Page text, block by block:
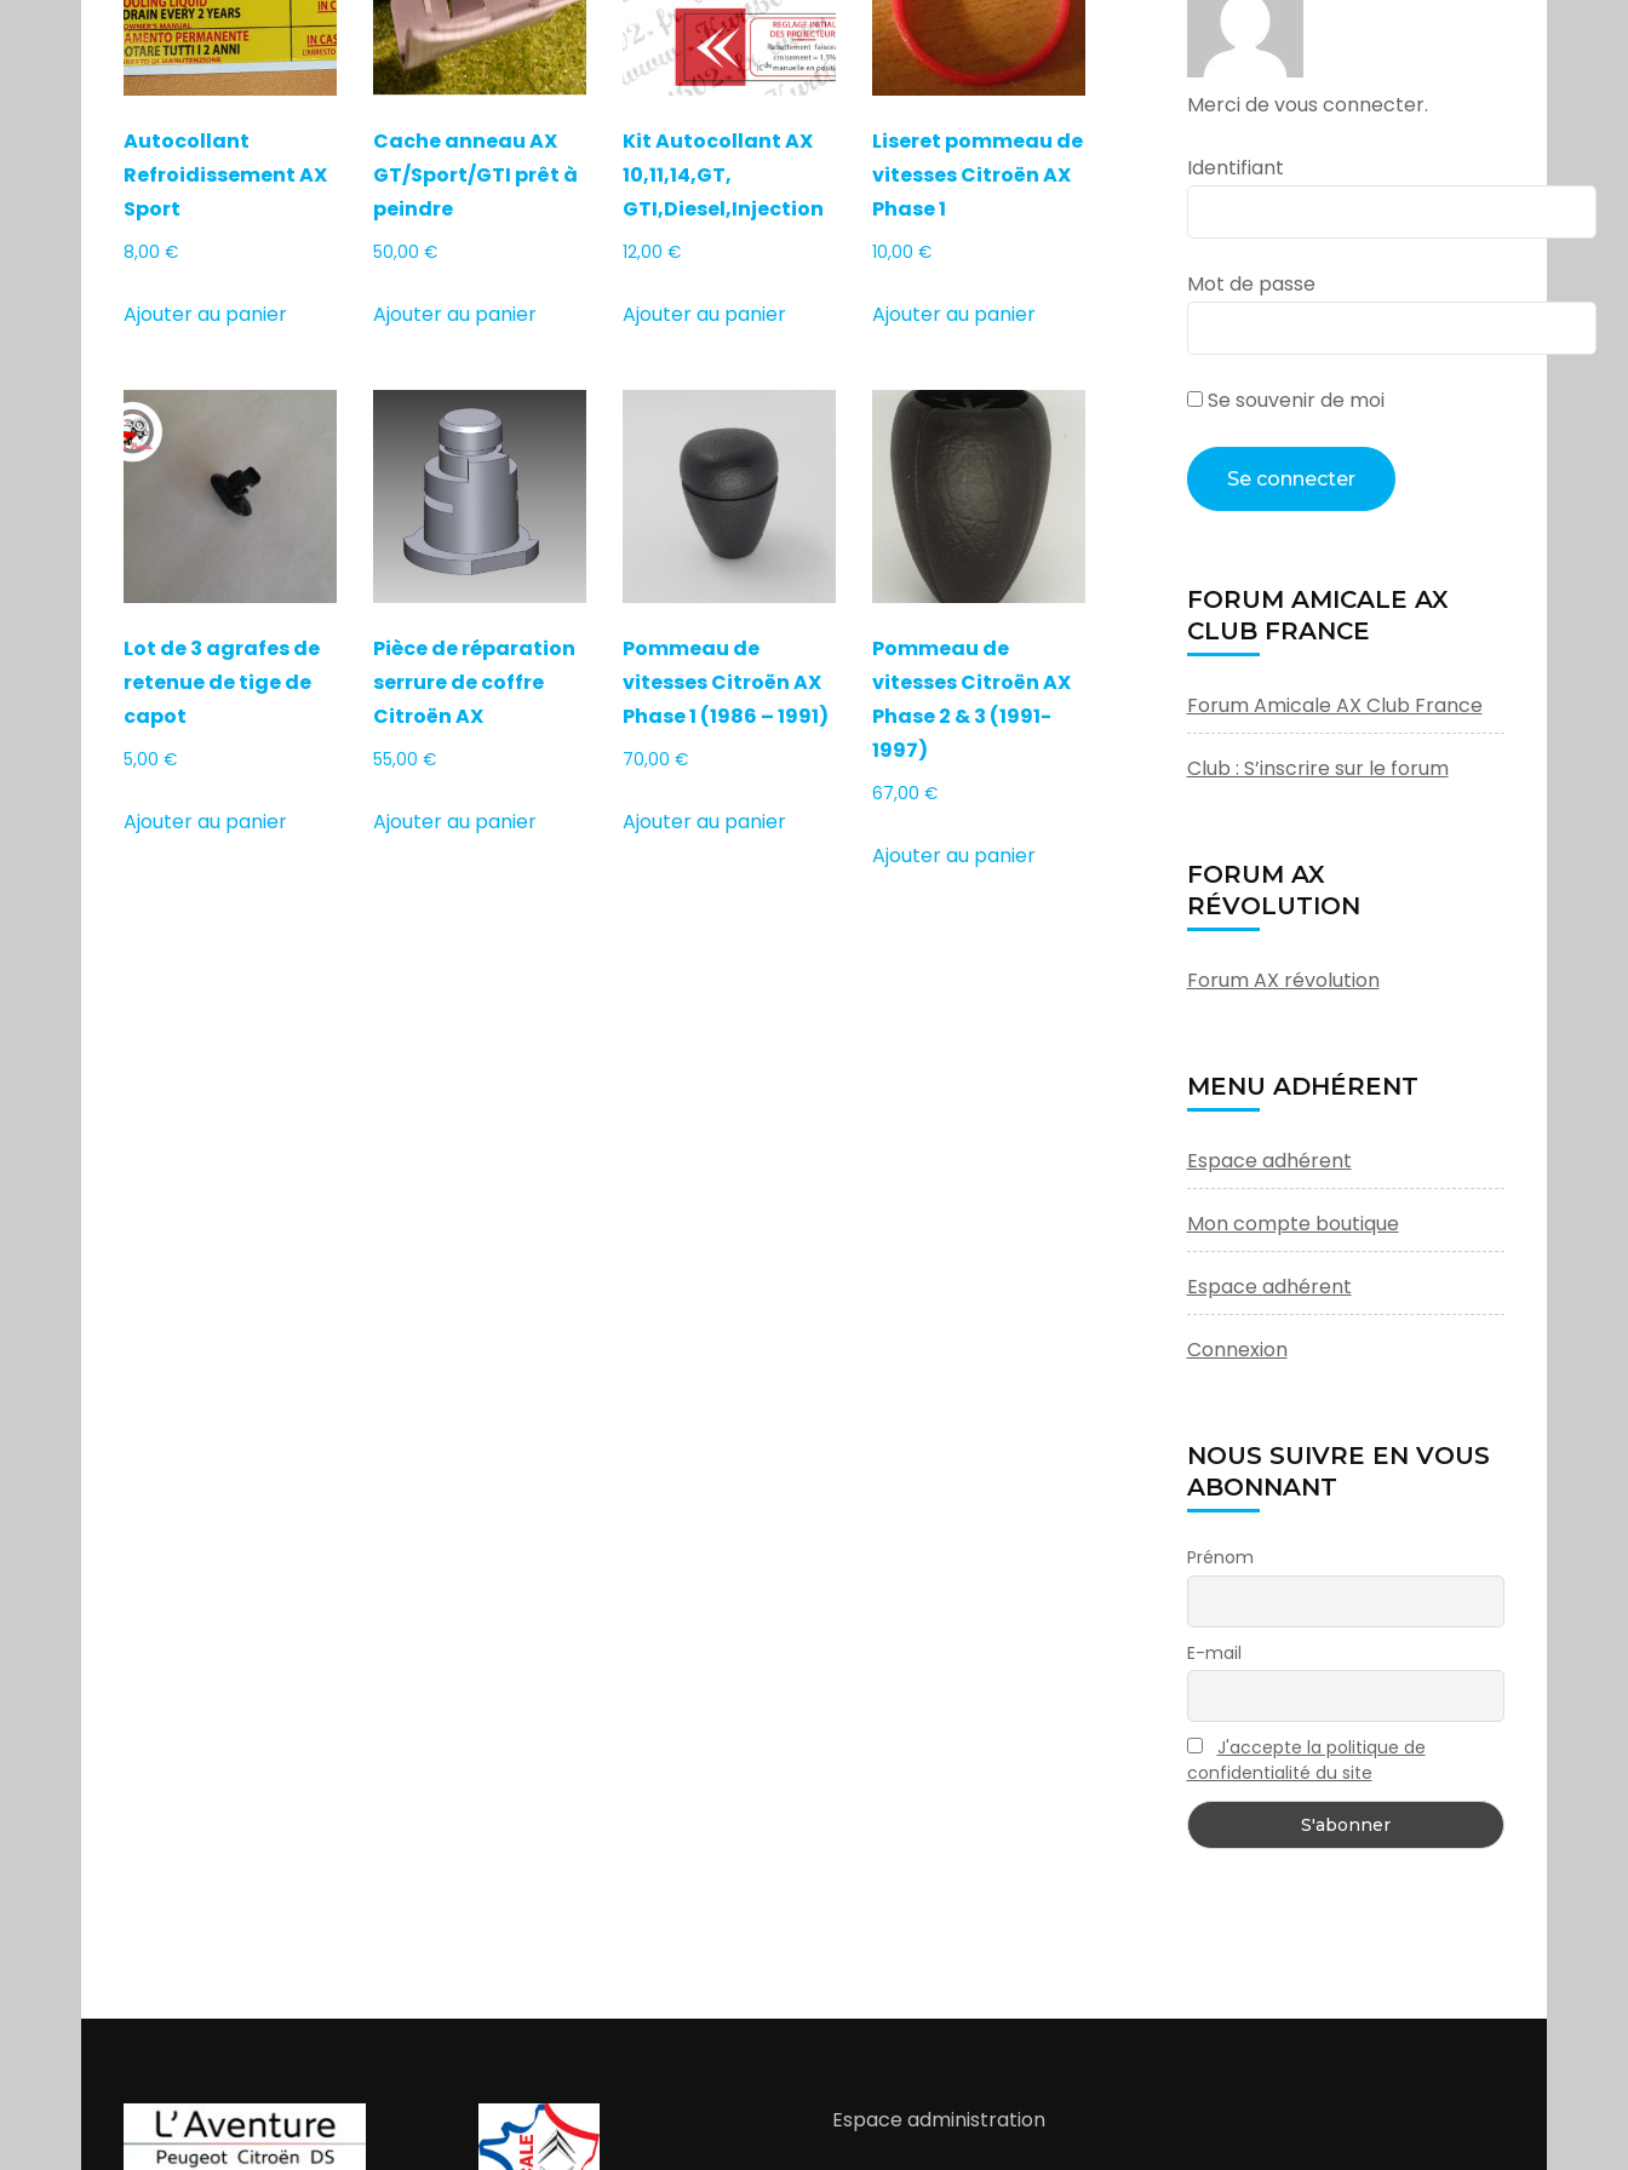
Autocollant
Refroidissement AX
Sport
8,00 €
Ajouter au panier
Cache anneau AX
GT/Sport/GTI prêt à
peindre
50,00€
Ajouter au panier
Kit Autocollant AX
10,11,14,GT,
GTI,Diesel,Injection
12,00€
Ajouter au panier
Liseret pommeau de
vitesses Citroën AX
Phase 1
10,00€
Ajouter au panier
Lot de 3 agrafes de
retenue de tige de
capot
5,00 €
Ajouter au panier
Pièce de réparation
serrure de coffre
Citroën AX
55,00€
Ajouter au panier
Pommeau de
vitesses Citroën AX
Phase 1 (1986 – 1991)
70,00€
Ajouter au panier
Pommeau de
vitesses Citroën AX
Phase 2 & 3 (1991-
1997)
67,00€
Ajouter au panier
Merci de vous connecter.
Identifiant
Mot de passe
Se souvenir de moi
FORUM AMICALE AX
CLUB FRANCE
Forum Amicale AX Club France
Club : S’inscrire sur le forum
FORUM AX
RÉVOLUTION
Forum AX révolution
MENU ADHÉRENT
Espace adhérent
Mon compte boutique
Espace adhérent
Connexion
NOUS SUIVRE EN VOUS
ABONNANT
Prénom
E-mail
J'accepte la politique de
confidentialité du site
Espace administration